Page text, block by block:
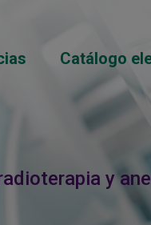
Catálogo
y